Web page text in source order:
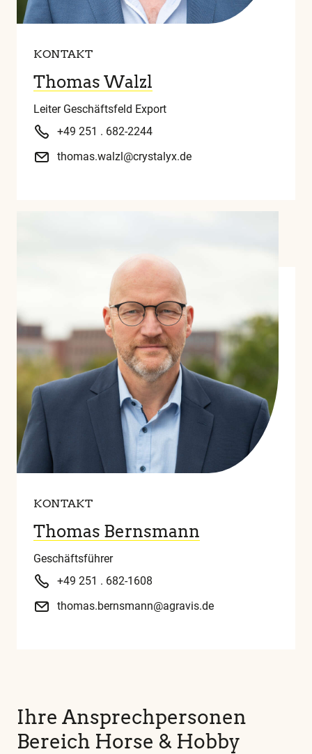
KONTAKT
Thomas Walzl
Leiter Geschäftsfeld Export
+49 251 . 682-2244
thomas.walzl@crystalyx.de
KONTAKT
Thomas Bernsmann
Geschäftsführer
+49 251 . 682-1608
thomas.bernsmann@agravis.de
Ihre Ansprechpersonen
Bereich Horse & Hobby